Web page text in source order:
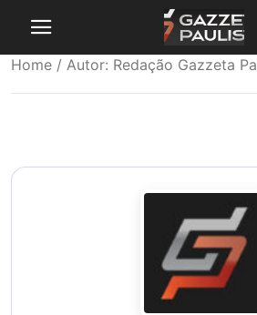
Home / Autor: Redação Gazzeta